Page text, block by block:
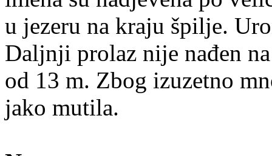
u jezeru na kraju špilje.
Daljnji prolaz nije nađen
od 13 m. Zbog izuzetno
jako mutila.